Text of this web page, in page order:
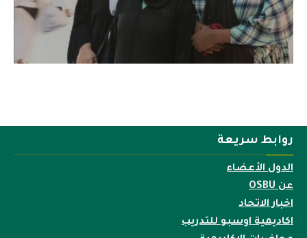
روابط سريعة
الدول الأعضاء
عن OSBU
اخبار الاتحاد
اكاديمية اوسبو للتدريب